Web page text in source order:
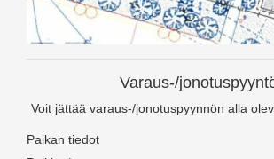
Varaus-/
Voit jättää varaus-/jonotuspyynnön alla
Paikan tiedot